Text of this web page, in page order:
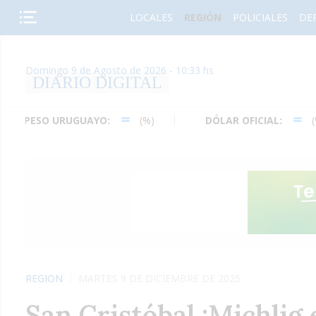
LOCALES REGIÓN POLICIALES
Domingo 9 de Agosto de 2026 - 10:33 hs
DIARIO DIGITAL
(%) DÓLAR OFICIAL: (%)
REGIÓN